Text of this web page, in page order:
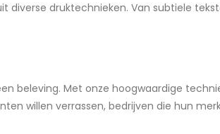
druktechnieken. Van subtiele
beleving. Met onze hoogwaardige
willen verrassen, bedrijven die hun